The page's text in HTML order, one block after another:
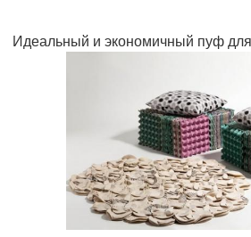
Идеальный и экономичный пуф